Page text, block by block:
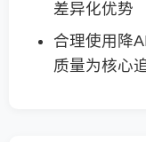
差异化优势
合理使用降
质量为核心